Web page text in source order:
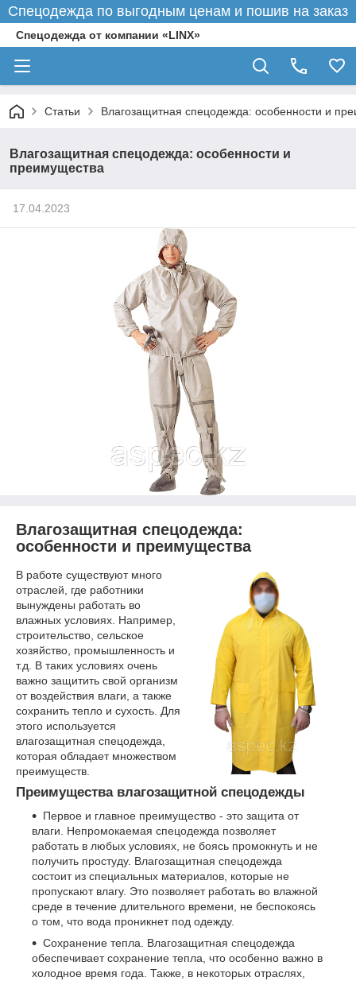
Спецодежда по выгодным ценам и пошив на заказ
Спецодежда от компании «LINX»
Статьи Влагозащитная спецодежда: особенности и
Влагозащитная спецодежда: особенности и
преимущества
17.04.2023
Влагозащитная спецодежда:
особенности и преимущества
В работе существуют много
отраслей, где работники
вынуждены работать во
влажных условиях. Например,
строительство, сельское
хозяйство, промышленность и
т.д. В таких условиях очень
важно защитить свой организм
от воздействия влаги, а также
сохранить тепло и сухость. Для
этого используется
влагозащитная спецодежда,
которая обладает множеством
преимуществ.
Преимущества влагозащитной спецодежды
Первое и главное преимущество - это защита от
влаги. Непромокаемая спецодежда позволяет
работать в любых условиях, не боясь промокнуть и не
получить простуду. Влагозащитная спецодежда
состоит из специальных материалов, которые не
пропускают влагу. Это позволяет работать во влажной
среде в течение длительного времени, не беспокоясь
о том, что вода проникнет под одежду.
Сохранение тепла. Влагозащитная спецодежда
обеспечивает сохранение тепла, что особенно важно в
холодное время года. Также, в некоторых отраслях,